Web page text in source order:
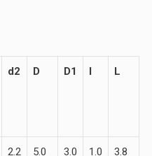
d2 D D1 L
2.2 5.0 3.0 1.0 3.8